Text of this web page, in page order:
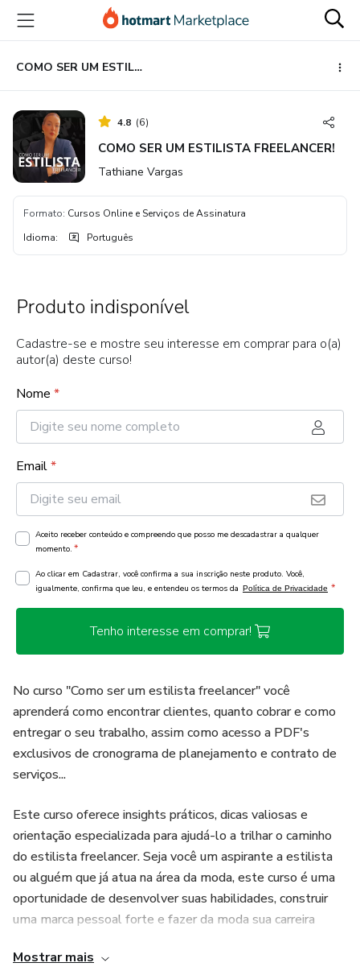
para
conteúdo
principal
para
pagamento
para
rodapé
COMO SER UM ESTILISTA FREELANCER!
4.8 (6)
COMO SER UM ESTILISTA FREELANCER!
Tathiane Vargas
Formato: Cursos Online e Serviços de Assinatura
Idioma: Português
Produto indisponível
Cadastre-se e mostre seu interesse em comprar para o(a)
autor(a) deste curso!
Nome *
Email*
Aceito receber conteúdo e compreendo que posso me descadastrar a qualquer
momento. *
Ao clicar em Cadastrar, você confirma a sua inscrição neste produto. Você,
igualmente, confirma que leu, e entendeu os termos da Política de Privacidade *
Tenho interesse em comprar!
No curso "Como ser um estilista freelancer" você
aprenderá como encontrar clientes, quanto cobrar e como
entregar o seu trabalho, assim como acesso a PDF's
exclusivos de cronograma de planejamento e contrato de
serviços...
Este curso oferece insights práticos, dicas valiosas e
orientação especializada para ajudá-lo a trilhar o caminho
do estilista freelancer. Seja você um aspirante a estilista
ou alguém que já atua na área da moda, este curso é uma
oportunidade de desenvolver suas habilidades, construir
uma marca pessoal forte e fazer da moda sua carreira
sucesso no mundo da moda independente agora mesmo!
Mostrar mais